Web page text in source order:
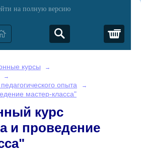
на полную версию
курсы →
→
опыта →
мастер-класса"
курс
и проведение